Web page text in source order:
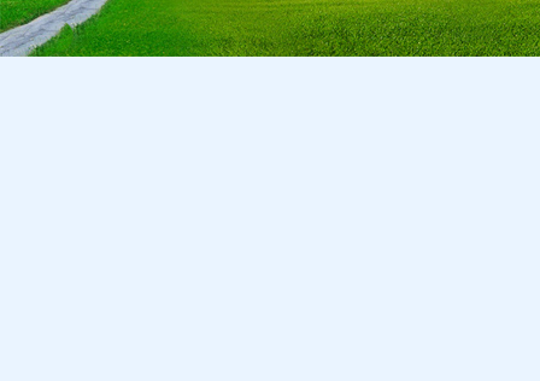
Copyright © 2026 CA Cepreka s.r.o., tel: 032-7710416, e-mail: